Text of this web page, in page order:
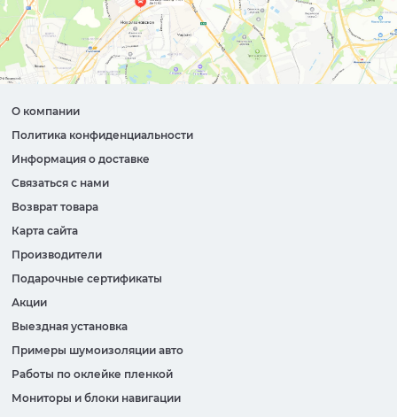
О компании
Политика конфиденциальности
Информация о доставке
Связаться с нами
Возврат товара
Карта сайта
Производители
Подарочные сертификаты
Акции
Выездная установка
Примеры шумоизоляции авто
Работы по оклейке пленкой
Мониторы и блоки навигации